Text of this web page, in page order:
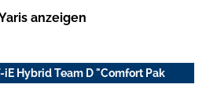
anzeigen
iE Hybrid Team D "Comfort Pak